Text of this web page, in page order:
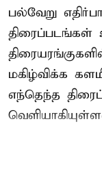
பல்வேறு
திரைப்படங்கள்
மகிழ்விக்க
எந்தெந்த